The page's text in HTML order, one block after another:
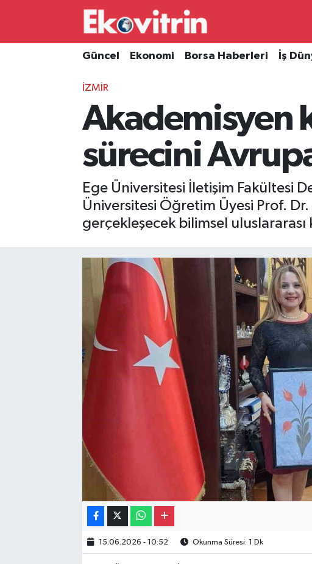
Güncel Ekonomi Borsa Haberleri İş
İZMİR
Akademisyen
sürecini
Ege Üniversitesi İletişim Fakültesi
Üniversitesi Öğretim Üyesi Prof.
gerçekleşecek bilimsel
15.06.2026 - 10:52 Okunma Süresi: 1 Dk
Güncel
Borsa Haberleri
Hava Durumu
Süper Lig Puan Durumu ve Fikstür
Tüm Manşetler
Son Dakika Haberleri
Haber Arşivi